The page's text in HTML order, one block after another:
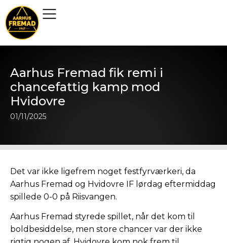
Aarhus Fremad fik remi i
chancefattig kamp mod
Hvidovre
01/11/2025
Det var ikke ligefrem noget festfyrværkeri, da
Aarhus Fremad og Hvidovre IF lørdag eftermiddag
spillede 0-0 på Riisvangen.
Aarhus Fremad styrede spillet, når det kom til
boldbesiddelse, men store chancer var der ikke